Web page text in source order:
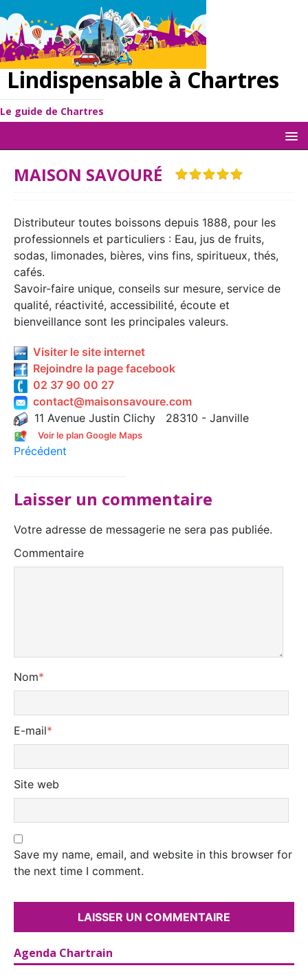
Lindispensable à Chartres
Le guide de Chartres
MAISON SAVOURÉ
Distributeur toutes boissons depuis 1888, pour les
professionnels et particuliers : Eau, jus de fruits,
sodas, limonades, bières, vins fins, spiritueux, thés,
cafés.
Savoir-faire unique, conseils sur mesure, service de
qualité, réactivité, accessibilité, écoute et
bienveillance sont les principales valeurs.
Visiter le site internet
Rejoindre la page facebook
02 37 90 00 27
contact@maisonsavoure.com
11 Avenue Justin Clichy 28310 - Janville
Voir le plan Google Maps
Précédent
Laisser un commentaire
Votre adresse de messagerie ne sera pas publiée.
Commentaire
Nom*
E-mail*
Site web
Save my name, email, and website in this browser for
the next time I comment.
Agenda Chartrain